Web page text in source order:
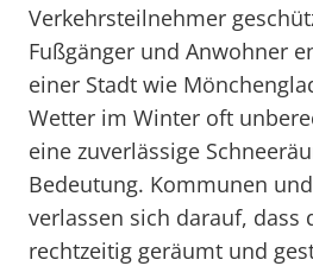
Verkehrsteilnehmer
Fußgänger und Anwohner
einer Stadt wie
Wetter im Winter oft
eine zuverlässige
Bedeutung. Kommunen
verlassen sich darauf, dass
rechtzeitig geräumt und